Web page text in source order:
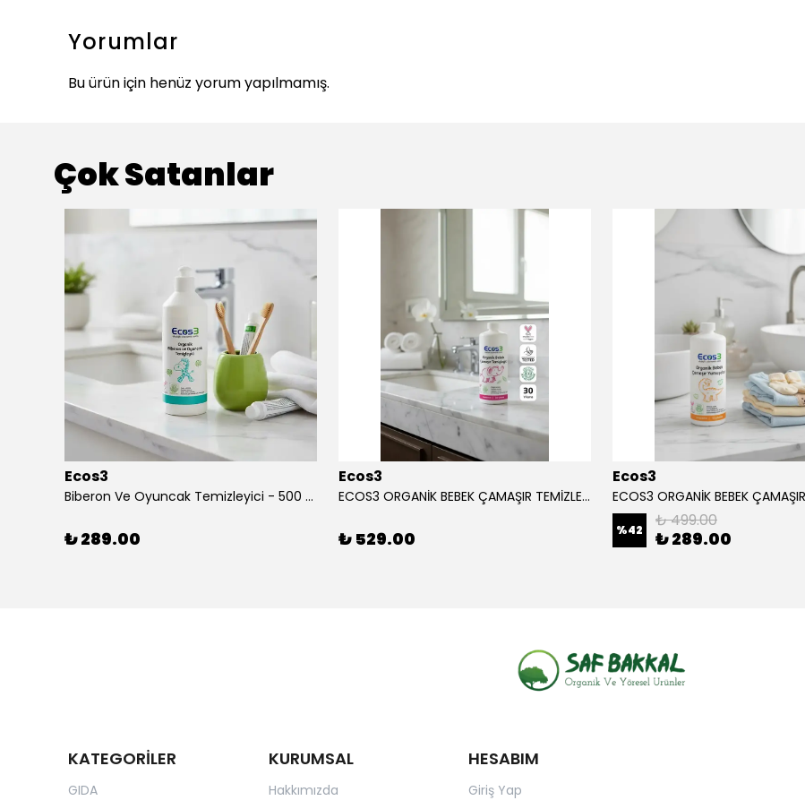
Yorumlar
Bu ürün için henüz yorum yapılmamış.
Çok Satanlar
Ecos3
Biberon Ve Oyuncak Temizleyici - 500 ml
₺ 289.00
Ecos3
ECOS3 ORGANİK BEBEK ÇAMAŞIR TEMİZLEYİCİ (1050 ML - 30 Yıkama)
₺ 529.00
Ecos3
%42 ₺ 499.00
₺ 289.00
KATEGORİLER
GIDA
KURUMSAL
Hakkımızda
HESABIM
Giriş Yap